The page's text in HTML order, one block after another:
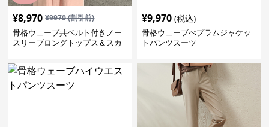
¥8,970 ¥9970(割引前)
骨格ウェーブ共ベルト付きノー
スリーブロングトップス＆スカ
¥9,970 (税込)
骨格ウェーブぺプラムジャケッ
トパンツスーツ